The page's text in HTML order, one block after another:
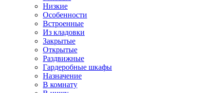
Низкие
Особенности
Встроенные
Из кладовки
Закрытые
Открытые
Раздвижные
Гардеробные шкафы
Назначение
В комнату